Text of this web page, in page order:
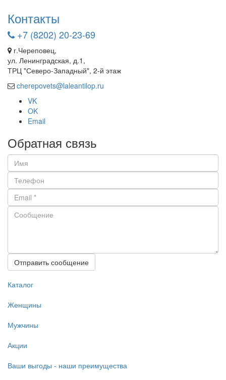
Контакты
+7 (8202) 20-23-69
г.Череповец,
ул. Ленинградская, д.1,
ТРЦ "Северо-Западный", 2-й этаж
cherepovets@laleantilop.ru
VK
OK
Email
Обратная связь
Отправить сообщение
Каталог
Женщины
Мужчины
Акции
Ваши выгоды - наши преимущества